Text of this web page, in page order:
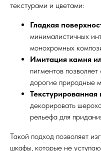
текстурами и цветами:
Гладкая
минималистичных
монохромных
Имитация камня
пигментов
дорогие природные
Текстурированная
декорировать
рельефа для
Такой подход позволяет
шкафы, которые не